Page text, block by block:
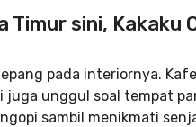
Timur sini, Kakaku
pada interiornya.
unggul soal tempat
sambil menikmati